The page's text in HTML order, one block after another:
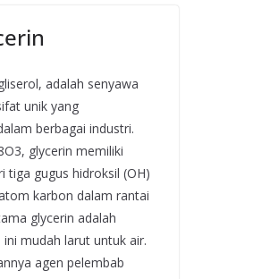
adalah senyawa
unik yang
berbagai industri.
glycerin memiliki
tiga gugus hidroksil (OH)
karbon dalam rantai
glycerin adalah
mudah larut untuk air.
agen pelembab